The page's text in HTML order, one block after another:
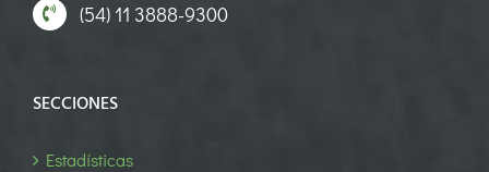
(54) 11 3888-9300
SECCIONES
Estadísticas